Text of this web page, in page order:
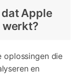
Apple
werkt?
oplossingen die
en